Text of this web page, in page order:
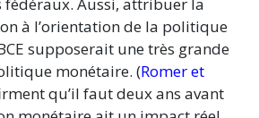
à l’orientation de la politique
supposerait une très grande
monétaire. (Romer et
qu’il faut deux ans avant